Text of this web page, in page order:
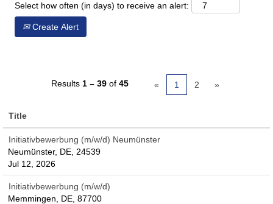
Select how often (in days) to receive an alert:
Create Alert
Results 1 – 39of 45 « 1 2 »
Title
Initiativbewerbung (m/w/d) Neumünster
Neumünster, DE, 24539
Jul 12, 2026
Initiativbewerbung (m/w/d)
Memmingen, DE, 87700